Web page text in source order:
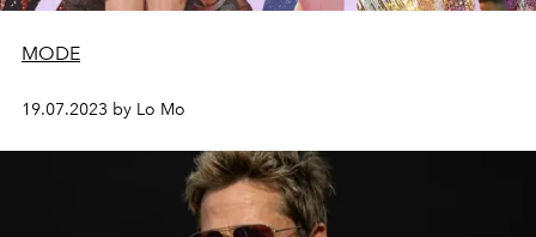
MODE
19.07.2023 by Lo Mo